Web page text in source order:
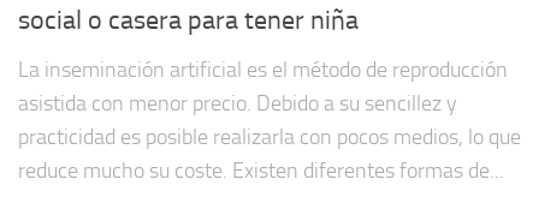
social o casera para tener niña
La inseminación artificial es el método de reproducción
asistida con menor precio. Debido a su sencillez y
practicidad es posible realizarla con pocos medios, lo que
reduce mucho su coste. Existen diferentes formas de...